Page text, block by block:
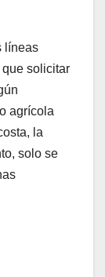
líneas
solicitar
agrícola
la
solo se